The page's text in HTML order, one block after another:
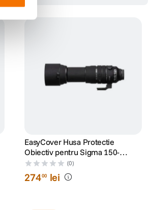
EasyCover Husa Protectie
Obiectiv pentru Sigma 150-
600mm F5-6.3 DG DN OS Sports
(Sony E) Negru
(0)
27400 lei